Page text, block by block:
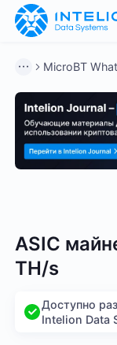
MicroBT
ASIC
TH/s
Доступно
Intelion Data